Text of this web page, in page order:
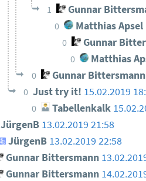
1 Gunnar
0 Matthias Apsel
0 Gunnar
0 Matthias
0 Gunnar Bittersmann
0 Just try it! 15.02.2019
0 Tabellenkalk
JürgenB 13.02.2019 21:58
JürgenB 13.02.2019 22:58
Gunnar Bittersmann
Gunnar Bittersmann